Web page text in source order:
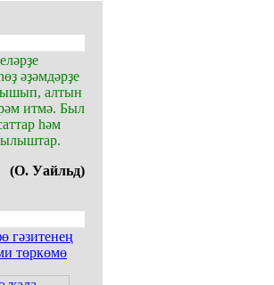
әҙәмдәрҙе
алтын
итмә. Был
һәм
(О. Уайльд)